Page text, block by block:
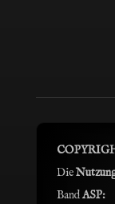
Die
BandASP: